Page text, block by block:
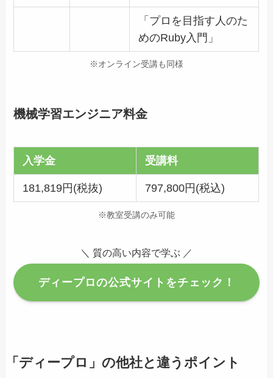
「プロを目指す人のた
めのRuby入門」
※オンライン受講も同様
機械学習エンジニア料金
入学金 受講料
181,819円(税抜) 797,800円(税込)
※教室受講のみ可能
＼ 質の高い内容で学ぶ ／
ディープロの公式サイトをチェック！
「ディープロ」の他社と違うポイント